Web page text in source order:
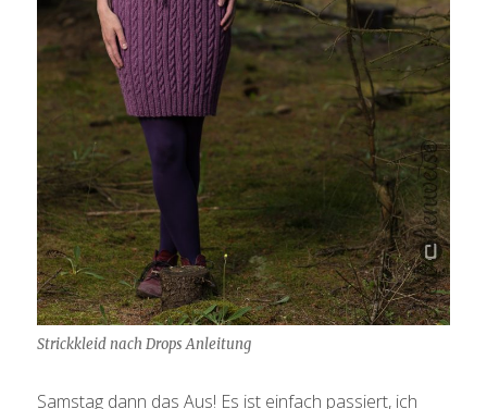
Strickkleid nach Drops Anleitung
Samstag dann das Aus! Es ist einfach passiert, ich